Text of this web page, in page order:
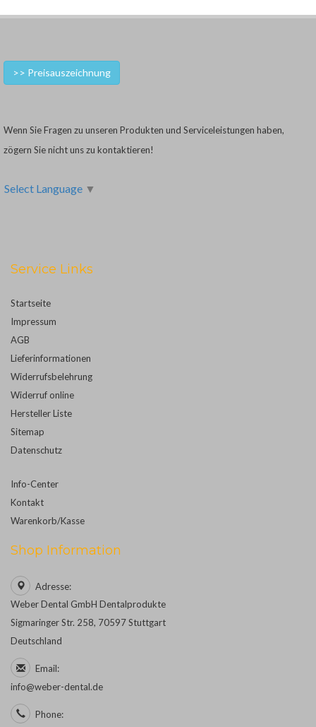
>> Preisauszeichnung
Wenn Sie Fragen zu unseren Produkten und Serviceleistungen haben,
zögern Sie nicht uns zu kontaktieren!
Select Language ▼
Service Links
Startseite
Impressum
AGB
Lieferinformationen
Widerrufsbelehrung
Widerruf online
Hersteller Liste
Sitemap
Datenschutz
Info-Center
Kontakt
Warenkorb/Kasse
Shop Information
Adresse:
Weber Dental GmbH Dentalprodukte
Sigmaringer Str. 258, 70597 Stuttgart
Deutschland
Email:
info@weber-dental.de
Phone: